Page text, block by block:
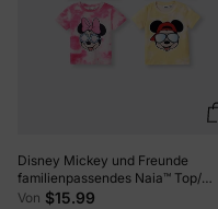
Disney Mickey und Freunde
familienpassendes Naia™ Top/
ärmelloses Kleid/Body mit buntem
Von $15.99